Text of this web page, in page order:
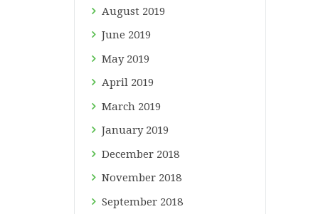
August 2019
June 2019
May 2019
April 2019
March 2019
January 2019
December 2018
November 2018
September 2018